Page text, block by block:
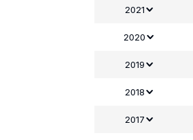
2021
2020
2019
2018
2017